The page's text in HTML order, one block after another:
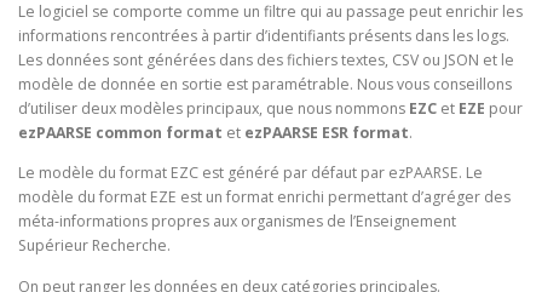
Le logiciel se comporte comme un filtre qui au passage peut enrichir les
informations rencontrées à partir d’identifiants présents dans les logs.
Les données sont générées dans des fichiers textes, CSV ou JSON et le
modèle de donnée en sortie est paramétrable. Nous vous conseillons
d’utiliser deux modèles principaux, que nous nommons EZC et EZE pour
ezPAARSE common format et ezPAARSE ESR format.
Le modèle du format EZC est généré par défaut par ezPAARSE. Le
modèle du format EZE est un format enrichi permettant d’agréger des
méta-informations propres aux organismes de l’Enseignement
Supérieur Recherche.
On peut ranger les données en deux catégories principales.